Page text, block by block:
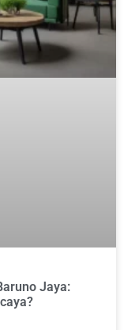
Jaya: